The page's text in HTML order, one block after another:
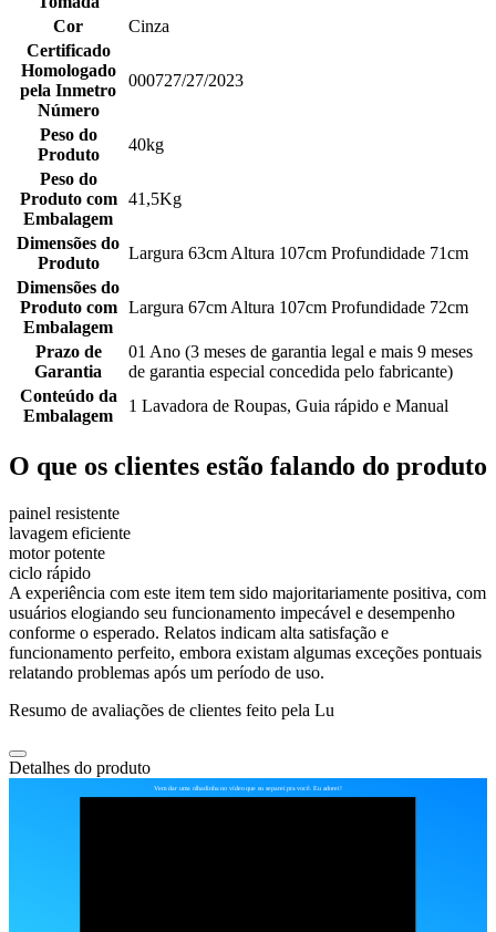
Cor
Cinza
Certificado
Homologado
pela Inmetro
Número
000727/27/2023
Peso do
Produto
40kg
Peso do
Produto com
Embalagem
41,5Kg
Dimensões do
Produto
Largura 63cm Altura 107cm Profundidade 71cm
Dimensões do
Produto com
Embalagem
Largura 67cm Altura 107cm Profundidade 72cm
Prazo de
Garantia
01 Ano (3 meses de garantia legal e mais 9 meses
de garantia especial concedida pelo fabricante)
Conteúdo da
Embalagem
1 Lavadora de Roupas, Guia rápido e Manual
O que os clientes estão falando do produto
painel resistente
lavagem eficiente
motor potente
ciclo rápido
A experiência com este item tem sido majoritariamente positiva, com
usuários elogiando seu funcionamento impecável e desempenho
conforme o esperado. Relatos indicam alta satisfação e
funcionamento perfeito, embora existam algumas exceções pontuais
relatando problemas após um período de uso.
Resumo de avaliações de clientes feito pela Lu
Detalhes do produto